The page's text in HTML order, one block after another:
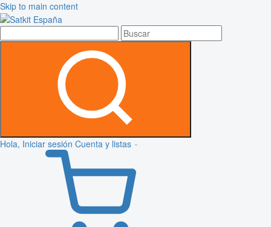
Skip to main content
Hola, Iniciar sesión Cuenta y listas